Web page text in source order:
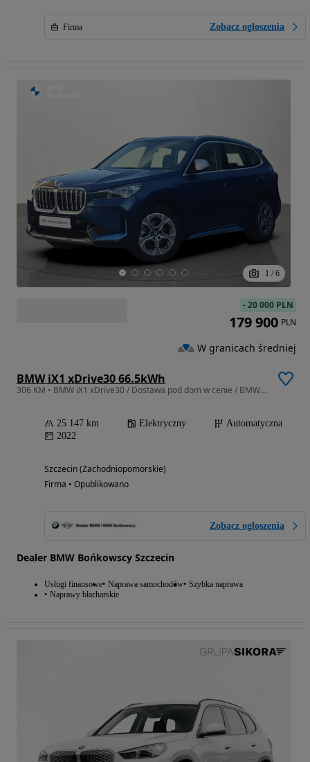
Firma Zobacz ogłoszenia
1 / 6
BMW iX1 xDrive30 66.5kWh
306 KM • BMW iX1 xDrive30 / Dostawa pod dom w cenie / BMW Bońkowscy
25 147 km Elektryczny
Automatyczna
2022
Szczecin (Zachodniopomorskie)
Firma • Opublikowano
Zobacz ogłoszenia
Dealer BMW Bońkowscy Szczecin
Usługi finansowe Naprawa samochodów Szybka naprawa
Naprawy blacharskie
-20 000 PLN
179 900 PLN
W granicach średniej